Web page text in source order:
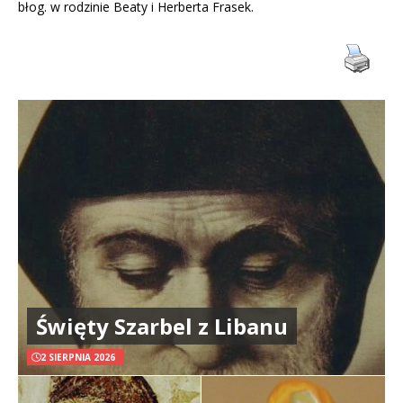
błog. w rodzinie Beaty i Herberta Frasek.
Święty Szarbel z Libanu
2 SIERPNIA 2026